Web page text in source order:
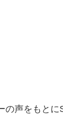
声をもと